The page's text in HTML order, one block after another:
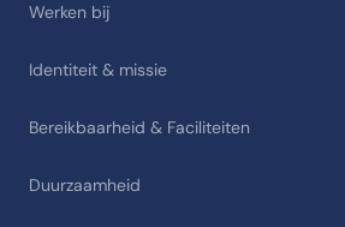
Werken bij
Identiteit & missie
Bereikbaarheid & Faciliteiten
Duurzaamheid